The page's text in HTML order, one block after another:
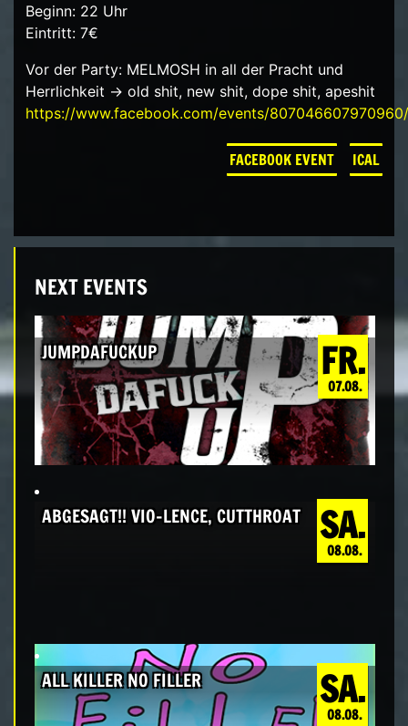
Beginn: 22 Uhr
Eintritt: 7€
Vor der Party: MELMOSH in all der Pracht und
Herrlichkeit -> old shit, new shit, dope shit, apeshit
https://www.facebook.com/events/807046607970960/
FACEBOOK EVENT ICAL
NEXT EVENTS
FR.
07.08.
JUMPDAFUCKUP
SA.
08.08.
ABGESAGT!! VIO-LENCE, CUTTHROAT
SA.
08.08.
ALL KILLER NO FILLER